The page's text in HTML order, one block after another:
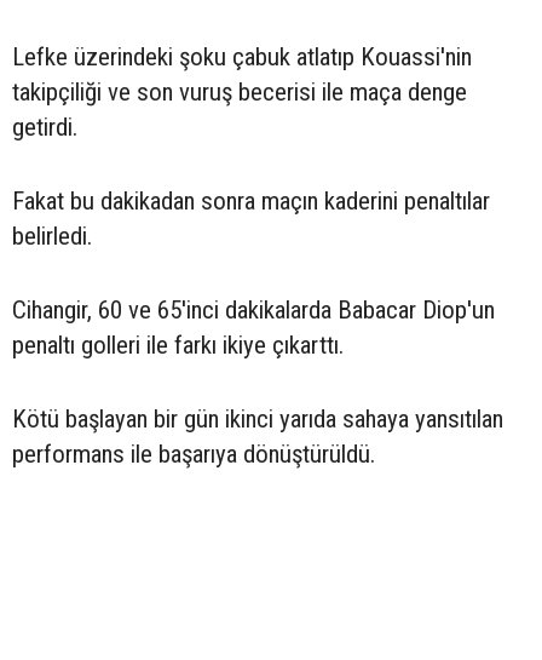
Lefke üzerindeki şoku çabuk atlatıp Kouassi'nin
takipçiliği ve son vuruş becerisi ile maça denge
getirdi.
Fakat bu dakikadan sonra maçın kaderini penaltılar
belirledi.
Cihangir, 60 ve 65'inci dakikalarda Babacar Diop'un
penaltı golleri ile farkı ikiye çıkarttı.
Kötü başlayan bir gün ikinci yarıda sahaya yansıtılan
performans ile başarıya dönüştürüldü.